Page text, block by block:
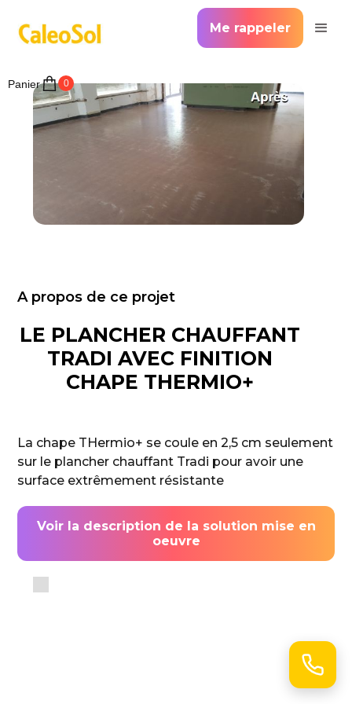
Me rappeler
Panier 0
A propos de ce projet
LE PLANCHER CHAUFFANT
TRADI AVEC FINITION
CHAPE THERMIO+
La chape THermio+ se coule en 2,5 cm seulement
sur le plancher chauffant Tradi pour avoir une
surface extrêmement résistante
Voir la description de la solution mise en
oeuvre